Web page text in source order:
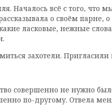
Началось всё с того, что
о своём парне,
ласковые, нежные
захотели. Пригласили
совершенно не нужно
по-другому. Отвела